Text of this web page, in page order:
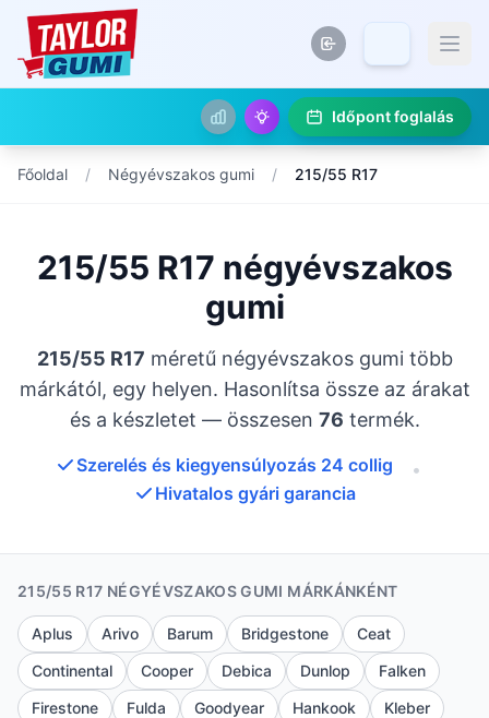
Időpont foglalás
Főoldal / Négyévszakos gumi / 215/55 R17
215/55 R17 négyévszakos
gumi
215/55 R17 méretű négyévszakos gumi több
márkától, egy helyen. Hasonlítsa össze az árakat
és a készletet — összesen 76 termék.
Szerelés és kiegyensúlyozás 24 collig
•
Hivatalos gyári garancia
215/55 R17 NÉGYÉVSZAKOS GUMI MÁRKÁNKÉNT
Aplus Arivo Barum Bridgestone
Ceat
Continental
Cooper Debica Dunlop
Falken
Firestone
Fulda Goodyear Hankook
Kleber